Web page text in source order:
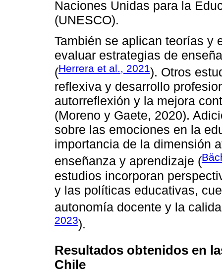
Naciones Unidas para la
(UNESCO).
También se aplican teorías y
evaluar estrategias de
(Herrera et al., 2021). Otros
reflexiva y desarrollo
autorreflexión y la mejora
(Moreno y Gaete, 2020).
sobre las emociones en la
importancia de la dimensión
enseñanza y aprendizaje (
estudios incorporan
y las políticas educativas,
autonomía docente y la
2023).
Resultados obtenidos en
Chile